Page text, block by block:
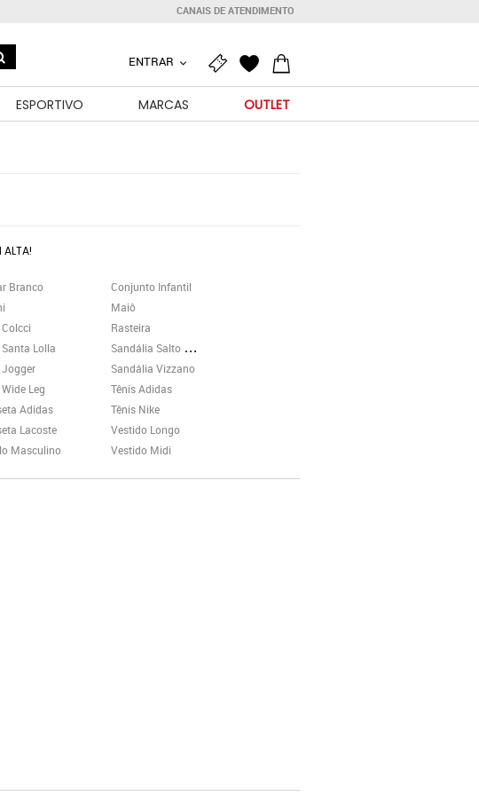
CANAIS DE ATENDIMENTO
ENTRAR
ESPORTIVO MARCAS OUTLET
ALTA!
Branco
Lolla
Leg
Adidas
Lacoste
Masculino
Conjunto Infantil
Maiô
Rasteira
Sandália Salto Grosso
Sandália Vizzano
Tênis Adidas
Tênis Nike
Vestido Longo
Vestido Midi